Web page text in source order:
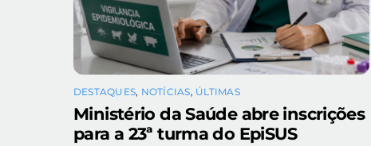
DESTAQUES, NOTÍCIAS, ÚLTIMAS
Ministério da Saúde abre inscrições
para a 23ª turma do EpiSUS